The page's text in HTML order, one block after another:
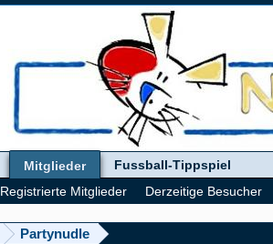
Partynudle
Mitglieder
Registrierte Mitglieder Derzeitige Besucher
Fussball-Tippspiel